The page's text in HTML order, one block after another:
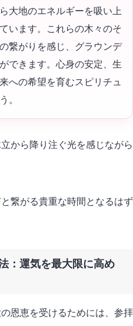
大地のエネルギーを吸い上
います。これらの木々のそ
繋がりを感じ、グラウンデ
できます。心身の安定、生
への希望を育むスピリチュ
。
から降り注ぐ光を感じながら
繋がる貴重な時間となるはず
：運気を最大限に高め
恩恵を受けるためには、参拝